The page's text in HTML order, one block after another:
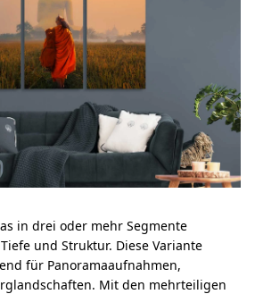
in drei oder mehr Segmente
und Struktur. Diese Variante
für Panoramaaufnahmen,
Mit den mehrteiligen